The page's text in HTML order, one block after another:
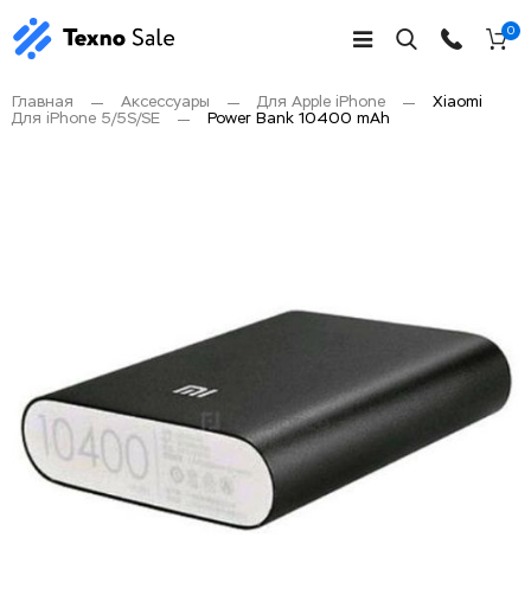
0
Главная Аксессуары
Для Apple iPhone
Для iPhone 5/5S/SE
Xiaomi
Power Bank 10400 mAh